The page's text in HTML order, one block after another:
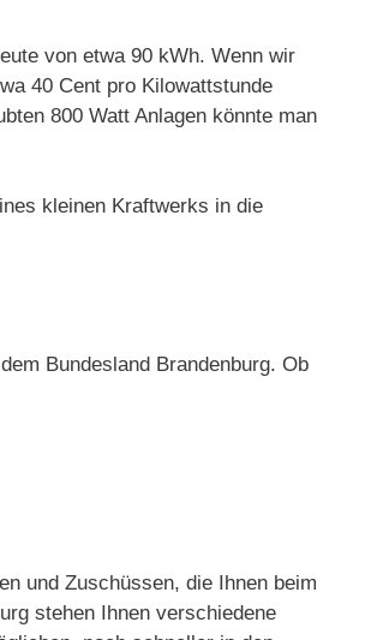
von etwa 90 kWh. Wenn wir
40 Cent pro Kilowattstunde
800 Watt Anlagen könnte man
kleinen Kraftwerks in die
Bundesland Brandenburg. Ob
und Zuschüssen, die Ihnen beim
stehen Ihnen verschiedene